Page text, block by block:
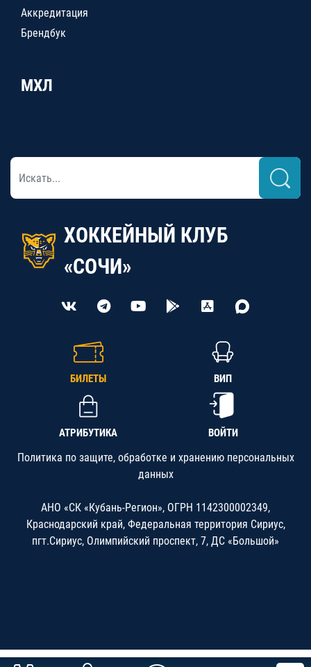
Аккредитация
Брендбук
МХЛ
ХОККЕЙНЫЙ КЛУБ
«СОЧИ»
БИЛЕТЫ ВИП
АТРИБУТИКА ВОЙТИ
Политика по защите, обработке и хранению персональных
данных
АНО «СК «Кубань-Регион», ОГРН 1142300002349,
Краснодарский край, Федеральная территория Сириус,
пгт.Сириус, Олимпийский проспект, 7, ДС «Большой»